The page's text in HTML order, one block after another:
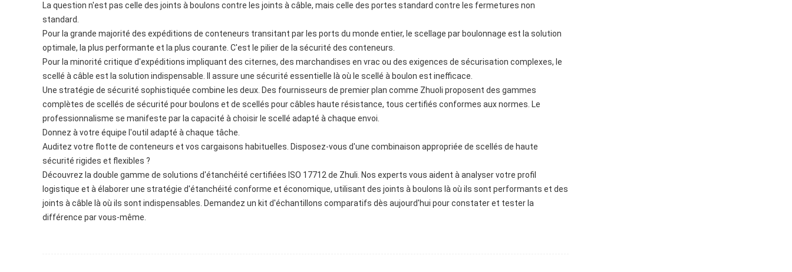
La question n'est pas celle des joints à boulons contre les joints à câble, mais celle des portes standard contre les fermetures non
standard.
Pour la grande majorité des expéditions de conteneurs transitant par les ports du monde entier, le scellage par boulonnage est la solution
optimale, la plus performante et la plus courante. C'est le pilier de la sécurité des conteneurs.
Pour la minorité critique d'expéditions impliquant des citernes, des marchandises en vrac ou des exigences de sécurisation complexes, le
scellé à câble est la solution indispensable. Il assure une sécurité essentielle là où le scellé à boulon est inefficace.
Une stratégie de sécurité sophistiquée combine les deux. Des fournisseurs de premier plan comme Zhuoli proposent des gammes
complètes de scellés de sécurité pour boulons et de scellés pour câbles haute résistance, tous certifiés conformes aux normes. Le
professionnalisme se manifeste par la capacité à choisir le scellé adapté à chaque envoi.
Donnez à votre équipe l'outil adapté à chaque tâche.
Auditez votre flotte de conteneurs et vos cargaisons habituelles. Disposez-vous d'une combinaison appropriée de scellés de haute
sécurité rigides et flexibles ?
Découvrez la double gamme de solutions d'étanchéité certifiées ISO 17712 de Zhuli. Nos experts vous aident à analyser votre profil
logistique et à élaborer une stratégie d'étanchéité conforme et économique, utilisant des joints à boulons là où ils sont performants et des
joints à câble là où ils sont indispensables. Demandez un kit d'échantillons comparatifs dès aujourd'hui pour constater et tester la
différence par vous-même.